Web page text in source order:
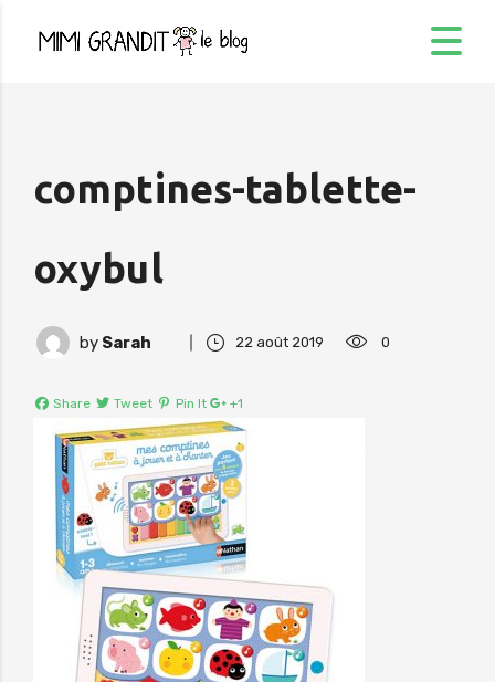
comptines-tablette-
oxybul
by Sarah 22 août 2019 0
Share Tweet Pin It +1